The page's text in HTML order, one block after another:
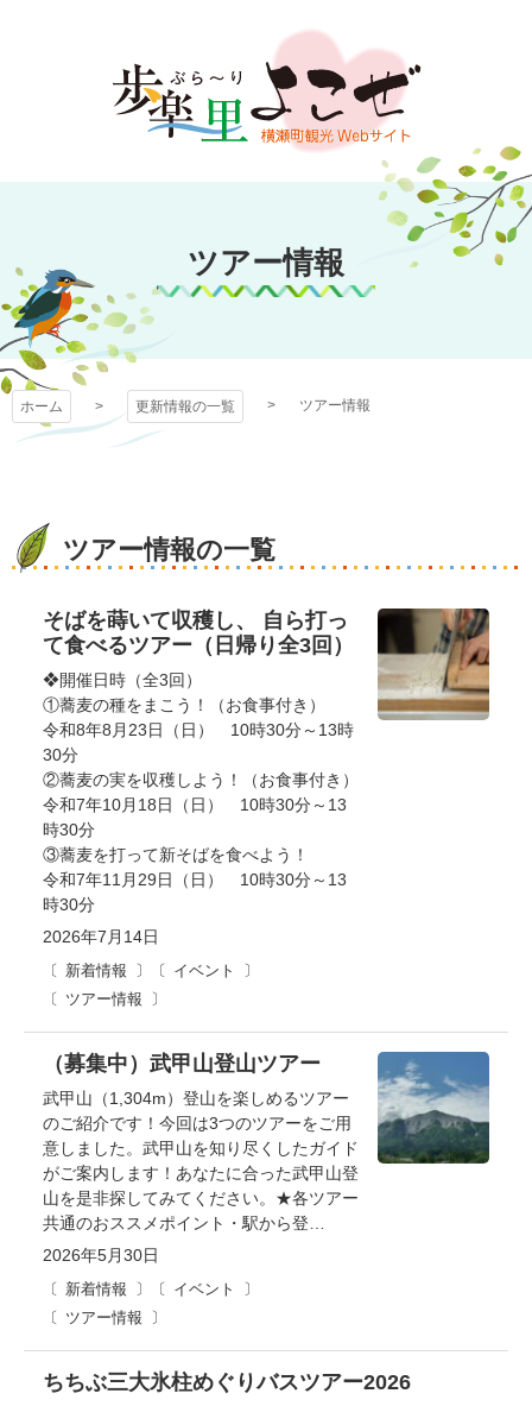
文
キ
プ
歩楽～里（ぶら～
り）よこぜ
ツアー情報
ホーム 更新情報の一覧 ツアー情報
ツアー情報の一覧
2026年7月14日
新着情報
イベント
ツアー情報
そばを蒔いて収穫し、 自ら打っ
て食べるツアー（日帰り全3回）
❖開催日時（全3回）
①蕎麦の種をまこう！（お食事付き）
令和8年8月23日（日） 10時30分～13時
30分
②蕎麦の実を収穫しよう！（お食事付き）
令和7年10月18日（日） 10時30分～13
時30分
③蕎麦を打って新そばを食べよう！
令和7年11月29日（日） 10時30分～13
時30分
2026年5月30日
新着情報
イベント
ツアー情報
（募集中）武甲山登山ツアー
武甲山（1,304m）登山を楽しめるツアー
のご紹介です！今回は3つのツアーをご用
意しました。武甲山を知り尽くしたガイド
がご案内します！あなたに合った武甲山登
山を是非探してみてください。★各ツアー
共通のおススメポイント・駅から登…
ちちぶ三大氷柱めぐりバスツアー2026